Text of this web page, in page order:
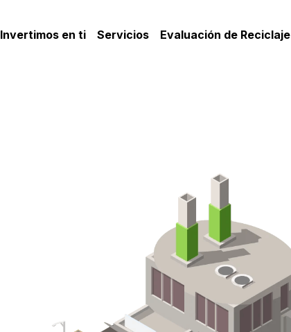
Invertimos en ti Servicios Evaluación de Reciclaje